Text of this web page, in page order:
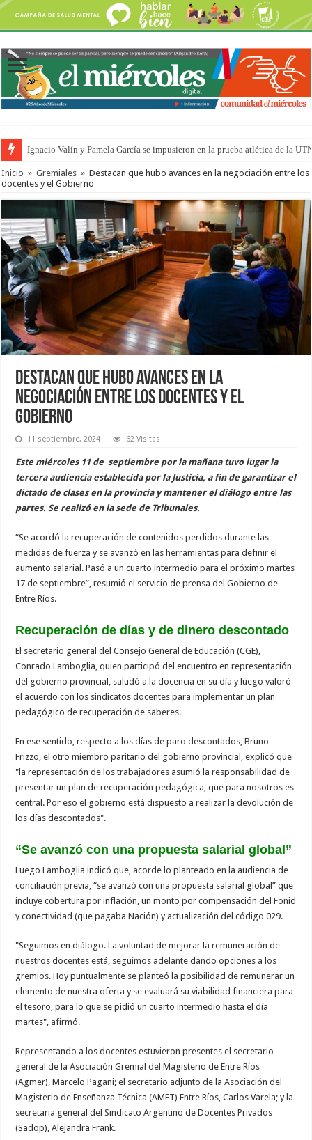
Ignacio Valín y Pamela García se impusieron en la prueba atlética de la
Inicio » Gremiales » Destacan que hubo avances en la negociación entre los
docentes y el Gobierno
Destacan que hubo avances en la
negociación entre los docentes y el
Gobierno
11 septiembre, 2024 62 Visitas
Este miércoles 11 de septiembre por la mañana tuvo lugar la
tercera audiencia establecida por la Justicia, a fin de garantizar el
dictado de clases en la provincia y mantener el diálogo entre las
partes. Se realizó en la sede de Tribunales.
“Se acordó la recuperación de contenidos perdidos durante las
medidas de fuerza y se avanzó en las herramientas para definir el
aumento salarial. Pasó a un cuarto intermedio para el próximo martes
17 de septiembre”, resumió el servicio de prensa del Gobierno de
Entre Ríos.
Recuperación de días y de dinero descontado
El secretario general del Consejo General de Educación (CGE),
Conrado Lamboglia, quien participó del encuentro en representación
del gobierno provincial, saludó a la docencia en su día y luego valoró
el acuerdo con los sindicatos docentes para implementar un plan
pedagógico de recuperación de saberes.
En ese sentido, respecto a los días de paro descontados, Bruno
Frizzo, el otro miembro paritario del gobierno provincial, explicó que
"la representación de los trabajadores asumió la responsabilidad de
presentar un plan de recuperación pedagógica, que para nosotros es
central. Por eso el gobierno está dispuesto a realizar la devolución de
los días descontados".
“Se avanzó con una propuesta salarial global”
Luego Lamboglia indicó que, acorde lo planteado en la audiencia de
conciliación previa, “se avanzó con una propuesta salarial global” que
incluye cobertura por inflación, un monto por compensación del Fonid
y conectividad (que pagaba Nación) y actualización del código 029.
"Seguimos en diálogo. La voluntad de mejorar la remuneración de
nuestros docentes está, seguimos adelante dando opciones a los
gremios. Hoy puntualmente se planteó la posibilidad de remunerar un
elemento de nuestra oferta y se evaluará su viabilidad financiera para
el tesoro, para lo que se pidió un cuarto intermedio hasta el día
martes", afirmó.
Representando a los docentes estuvieron presentes el secretario
general de la Asociación Gremial del Magisterio de Entre Ríos
(Agmer), Marcelo Pagani; el secretario adjunto de la Asociación del
Magisterio de Enseñanza Técnica (AMET) Entre Ríos, Carlos Varela; y la
secretaria general del Sindicato Argentino de Docentes Privados
(Sadop), Alejandra Frank.